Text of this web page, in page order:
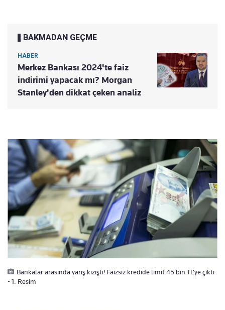
BAKMADAN GEÇME
HABER
Merkez Bankası 2024'te faiz
indirimi yapacak mı? Morgan
Stanley'den dikkat çeken analiz
Bankalar arasında yarış kızıştı! Faizsiz kredide limit 45 bin TL’ye çıktı
- 1. Resim